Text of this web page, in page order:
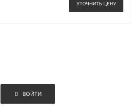
УТОЧНИТЬ ЦЕНУ
ВОЙТИ